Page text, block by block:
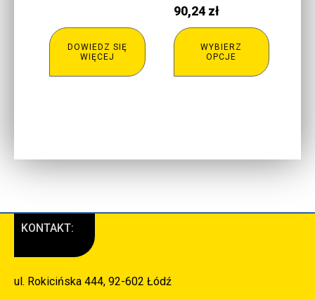
DOWIEDZ SIĘ
WIĘCEJ
90,24 złZakres
cen:
od
69,91 zł
WYBIERZ
OPCJE
stronie
produktu
KONTAKT:
ul. Rokicińska 444, 92-602 Łódź